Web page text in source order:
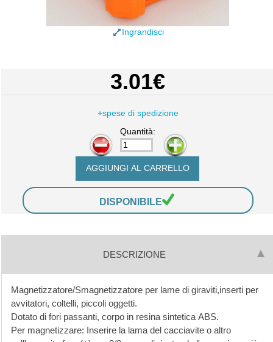
Ingrandisci
3.01€
+spese di spedizione
Quantità:
-
+
DISPONIBILE
DESCRIZIONE
Magnetizzatore/Smagnetizzatore per lame di giraviti,inserti per
avvitatori, coltelli, piccoli oggetti.
Dotato di fori passanti, corpo in resina sintetica ABS.
Per magnetizzare: Inserire la lama del cacciavite o altro